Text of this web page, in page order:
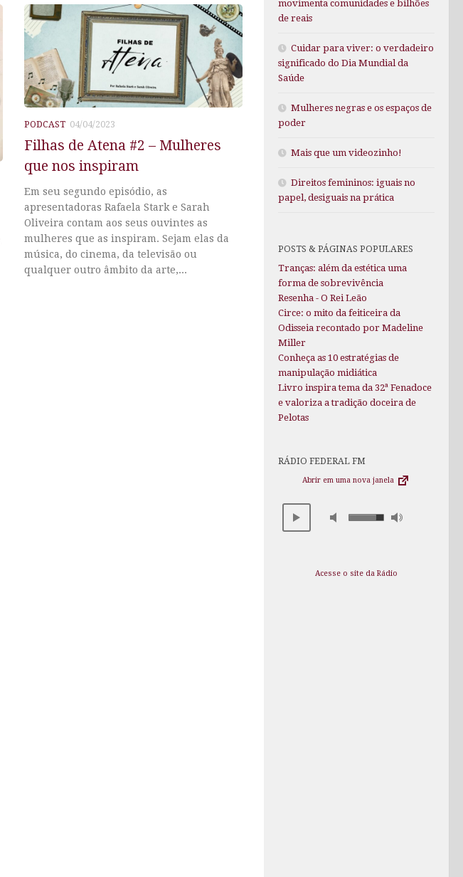
PODCAST 04/04/2023
Filhas de Atena #2 – Mulheres
que nos inspiram
Em seu segundo episódio, as
apresentadoras Rafaela Stark e Sarah
Oliveira contam aos seus ouvintes as
mulheres que as inspiram. Sejam elas da
música, do cinema, da televisão ou
qualquer outro âmbito da arte,...
movimenta comunidades e bilhões
de reais
Cuidar para viver: o verdadeiro
significado do Dia Mundial da
Saúde
Mulheres negras e os espaços de
poder
Mais que um videozinho!
Direitos femininos: iguais no
papel, desiguais na prática
POSTS & PÁGINAS POPULARES
Tranças: além da estética uma
forma de sobrevivência
Resenha - O Rei Leão
Circe: o mito da feiticeira da
Odisseia recontado por Madeline
Miller
Conheça as 10 estratégias de
manipulação midiática
Livro inspira tema da 32ª Fenadoce
e valoriza a tradição doceira de
Pelotas
RÁDIO FEDERAL FM
Abrir em uma nova janela
Acesse o site da Rádio